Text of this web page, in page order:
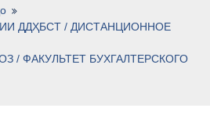
ДДҲБСТ / ДИСТАНЦИОННОЕ
/ ФАКУЛЬТЕТ БУХГАЛТЕРСКОГО